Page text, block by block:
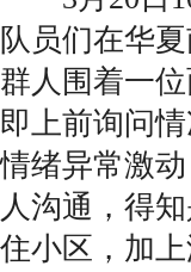
队员们在华
群人围着一
即上前询问
情绪异常激
人沟通，得
住小区，加